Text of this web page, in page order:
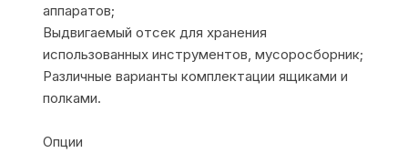
аппаратов;
Выдвигаемый отсек для хранения
использованных инструментов, мусоросборник;
Различные варианты комплектации ящиками и
полками.
Опции